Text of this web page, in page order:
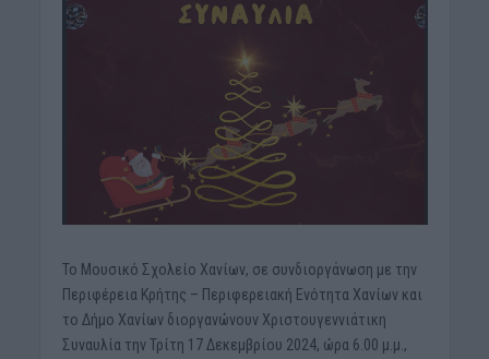
Το Μουσικό Σχολείο Χανίων, σε συνδιοργάνωση με την
Περιφέρεια Κρήτης – Περιφερειακή Ενότητα Χανίων και
το Δήμο Χανίων διοργανώνουν Χριστουγεννιάτικη
Συναυλία την Τρίτη 17 Δεκεμβρίου 2024, ώρα 6.00 μ.μ.,